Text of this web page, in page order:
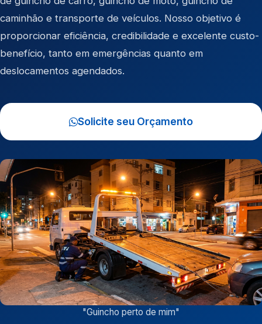
caminhão e transporte de veículos. Nosso objetivo é
proporcionar eficiência, credibilidade e excelente custo-
benefício, tanto em emergências quanto em
deslocamentos agendados.
Solicite seu Orçamento
"Guincho perto de mim"